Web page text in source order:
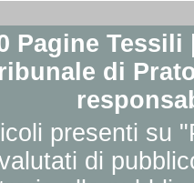
Pagine
di
presenti su
di